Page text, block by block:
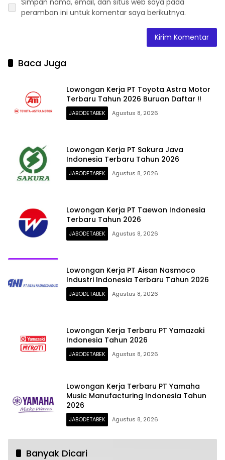
Simpan nama, email, dan situs web saya pada
peramban ini untuk komentar saya berikutnya.
Baca Juga
Lowongan Kerja PT Toyota Astra Motor
Terbaru Tahun 2026 Buruan Daftar !!
JABODETABEK Agustus 8, 2026
Lowongan Kerja PT Sakura Java
Indonesia Terbaru Tahun 2026
JABODETABEK Agustus 8, 2026
Lowongan Kerja PT Taewon Indonesia
Terbaru Tahun 2026
JABODETABEK Agustus 8, 2026
Lowongan Kerja PT Aisan Nasmoco
Industri Indonesia Terbaru Tahun 2026
JABODETABEK Agustus 8, 2026
Lowongan Kerja Terbaru PT Yamazaki
Indonesia Tahun 2026
JABODETABEK Agustus 8, 2026
Lowongan Kerja Terbaru PT Yamaha
Music Manufacturing Indonesia Tahun
2026
JABODETABEK Agustus 8, 2026
Banyak Dicari